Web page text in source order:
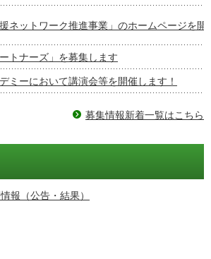
ネットワーク推進事業」のホームページを開
トナーズ」を募集します
ミーにおいて講演会等を開催します！
募集情報新着一覧はこちら
報（公告・結果）